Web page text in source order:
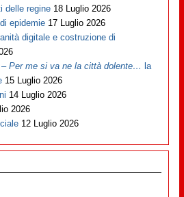
delle regine 18 Luglio 2026
epidemie 17 Luglio 2026
digitale e costruzione di
–Per me si va ne la città dolente… la
15 Luglio 2026
14 Luglio 2026
2026
12 Luglio 2026